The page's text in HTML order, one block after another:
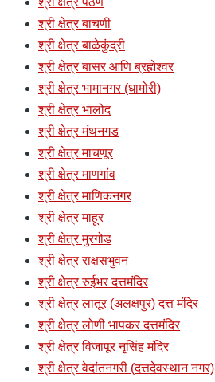
श्री क्षेत्र बाचणी
श्री क्षेत्र बाळेकुंद्री
श्री क्षेत्र बासर आणि ब्रह्मेश्वर
श्री क्षेत्र भामानगर (धामोरी)
श्री क्षेत्र भालोद
श्री क्षेत्र मंथनगड
श्री क्षेत्र माचणूर
श्री क्षेत्र माणगांव
श्री क्षेत्र माणिकनगर
श्री क्षेत्र माहूर
श्री क्षेत्र मुरगोड
श्री क्षेत्र राक्षसभुवन
श्री क्षेत्र रुईभर दत्तमंदिर
श्री क्षेत्र लातूर (अलक्षपुर) दत्त मंदिर
श्री क्षेत्र लोणी भापकर दत्तमंदिर
श्री क्षेत्र विजापूर नृसिंह मंदिर
श्री क्षेत्र वेदांतनगरी (दत्तदेवस्थान नगर)